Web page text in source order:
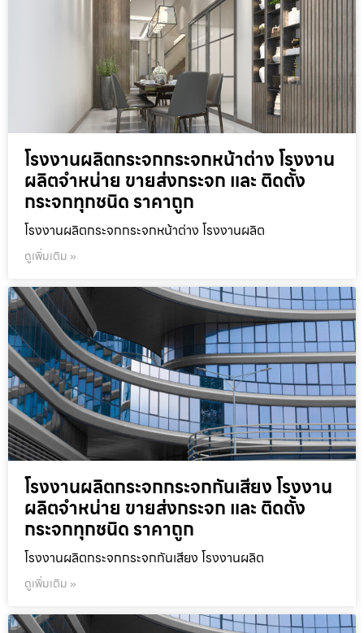
โรงงานผลิตกระจกกระจกหน้าต่าง โรงงาน
ผลิตจำหน่าย ขายส่งกระจก และ ติดตั้ง
กระจกทุกชนิด ราคาถูก
โรงงานผลิตกระจกกระจกหน้าต่าง โรงงานผลิต
ดูเพิ่มเติม »
โรงงานผลิตกระจกกระจกกันเสียง โรงงาน
ผลิตจำหน่าย ขายส่งกระจก และ ติดตั้ง
กระจกทุกชนิด ราคาถูก
โรงงานผลิตกระจกกระจกกันเสียง โรงงานผลิต
ดูเพิ่มเติม »